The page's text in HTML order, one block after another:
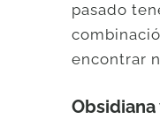
pasado
encontrar